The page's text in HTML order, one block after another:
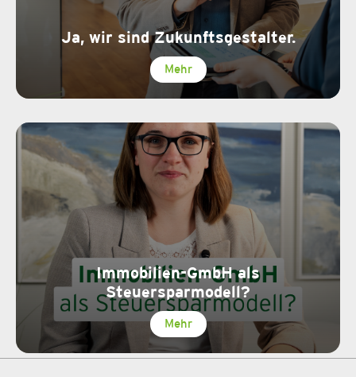
Ja, wir sind Zukunftsgestalter.
Mehr
Immobilien-GmbH als
Steuersparmodell?
Mehr